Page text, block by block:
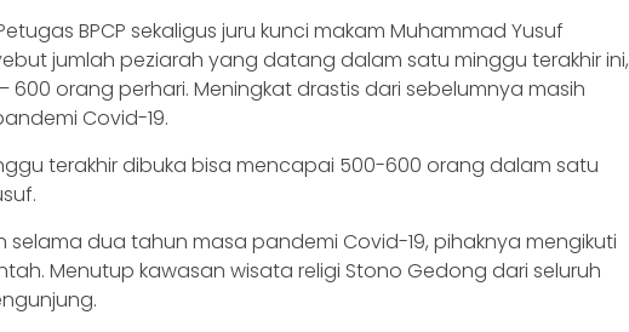
BPCP sekaligus juru kunci makam Muhammad Yusuf
jumlah peziarah yang datang dalam satu minggu terakhir ini,
600 orang perhari. Meningkat drastis dari sebelumnya masih
Covid-19.
terakhir dibuka bisa mencapai 500-600 orang dalam satu
selama dua tahun masa pandemi Covid-19, pihaknya mengikuti
Menutup kawasan wisata religi Stono Gedong dari seluruh